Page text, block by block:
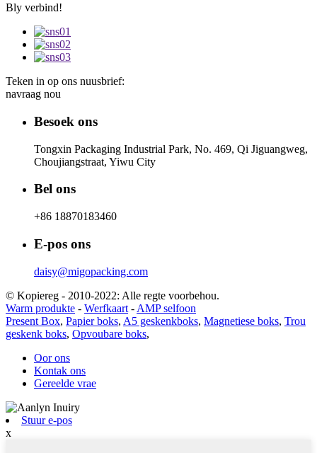
Bly verbind!
Teken in op ons nuusbrief:
navraag nou
Besoek ons
Tongxin Packaging Industrial Park, No. 469, Qi Jiguangweg,
Choujiangstraat, Yiwu City
Bel ons
+86 18870183460
E-pos ons
daisy@migopacking.com
© Kopiereg - 2010-2022: Alle regte voorbehou.
Warm produkte - Werfkaart - AMP selfoon
Present Box, Papier boks, A5 geskenkboks, Magnetiese boks, Trou
geskenk boks, Opvoubare boks,
Oor ons
Kontak ons
Gereelde vrae
Stuur e-pos
x